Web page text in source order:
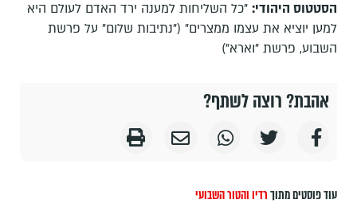
הסטטוס היהודי: "כל השליחות למענה ירד האדם לעולם היא
למען יוציא את עצמו ממצרים" ("נתיבות שלום" על פרשת
השבוע, פרשת "וארא")
אהבת? רוצה לשתף?
עוד פוסטים מתוךרדיו והטור השבועי